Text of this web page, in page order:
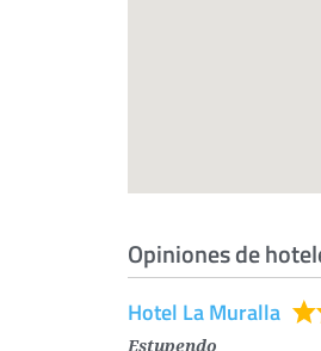
Opiniones de
Hotel La Muralla
Estupendo